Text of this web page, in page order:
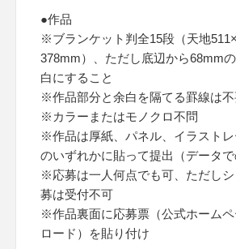
●作品
※ブランケット判全15段（天地
378mm）、ただし底辺から68mm
白にすること
※作品部分と余白を隔てる罫線は
※カラーまたはモノクロ不問
※作品は厚紙、パネル、イラスト
のいずれかに貼って提出（データで
※応募は一人何点でも可、ただし
募は受付不可
※作品裏面に応募票（公式ホーム
ロード）を貼り付け